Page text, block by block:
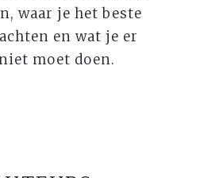
waar je het beste
en wat je er
moet doen.